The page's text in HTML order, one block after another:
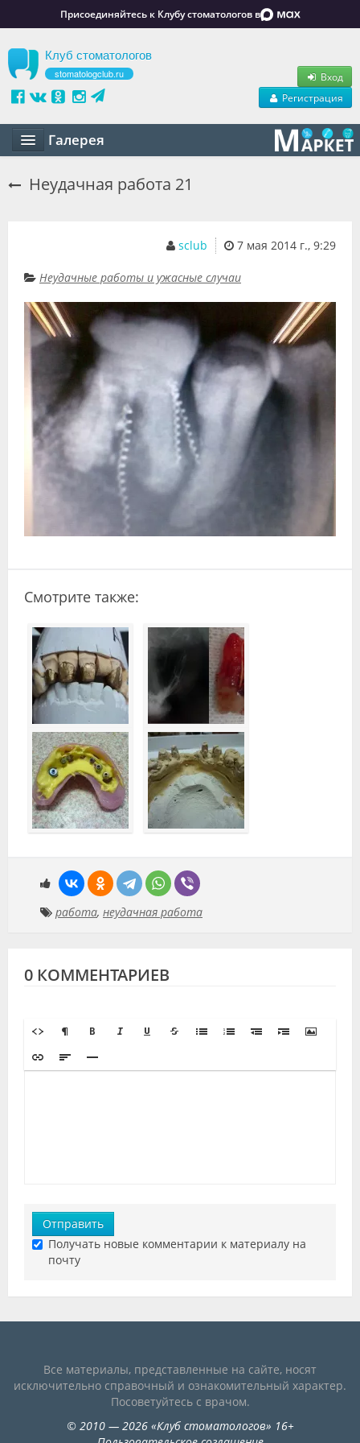
Присоединяйтесь к Клубу стоматологов в
Клуб стоматологов
stomatologclub.ru
Вход
Регистрация
Галерея
Вакансии
Резюме
Объявления
Форум
Клиники
Специалисты
Неудачная работа 21
7 мая 2014 г., 9:29
sclub
Неудачные работы и ужасные случаи
Смотрите также:
работа, неудачная работа
0 КОММЕНТАРИЕВ
Отправить
Получать новые комментарии к материалу на
почту
Все материалы, представленные на сайте, носят
исключительно справочный и ознакомительный характер.
Посоветуйтесь с врачом.
© 2010— 2026«Клуб стоматологов» 16+